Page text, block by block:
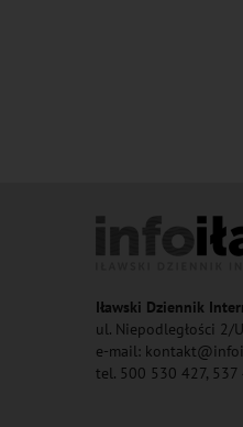
Iławski Dziennik
ul. Niepodległości 2/
e-mail:
tel. 500 530 427, 537